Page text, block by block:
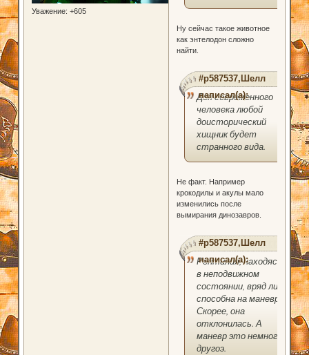
Уважение: +605
Ну сейчас такое животное
как энтелодон сложно
найти.
#p587537,Шелл
написал(а):
Доя современного
человека любой
доисторический
хищник будет
странного вида.
Не факт. Например
крокодилы и акулы мало
изменились после
вымирания динозавров.
#p587537,Шелл
написал(а):
Рептилия, находясь
в неподвижном
состоянии, вряд ли
способна на маневр.
Скорее, она
отклонилась. А
маневр это немного
другоэ.